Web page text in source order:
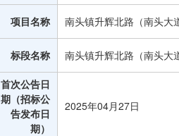
招投标公开信息
项目名称 南头镇升辉北路（南头大
标段名称 南头镇升辉北路（南头大
首次公告日
期（招标公
告发布日
期）
2025年04月27日